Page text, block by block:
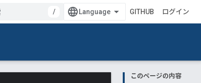
/ GITHUB ログイン
このページの内容